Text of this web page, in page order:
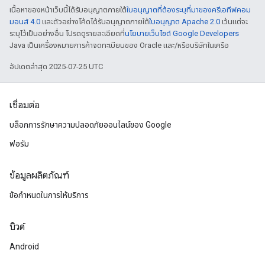
เนื้อหาของหน้าเว็บนี้ได้รับอนุญาตภายใต้ใบอนุญาตที่ต้องระบุที่มาของครีเอทีฟคอม
มอนส์ 4.0 และตัวอย่างโค้ดได้รับอนุญาตภายใต้ใบอนุญาต Apache 2.0 เว้นแต่จะ
ระบุไว้เป็นอย่างอื่น โปรดดูรายละเอียดที่นโยบายเว็บไซต์ Google Developers
Java เป็นเครื่องหมายการค้าจดทะเบียนของ Oracle และ/หรือบริษัทในเครือ
อัปเดตล่าสุด 2025-07-25 UTC
เชื่อมต่อ
บล็อกการรักษาความปลอดภัยออนไลน์ของ Google
ฟอรัม
ข้อมูลผลิตภัณฑ์
ข้อกำหนดในการให้บริการ
บิวด์
Android